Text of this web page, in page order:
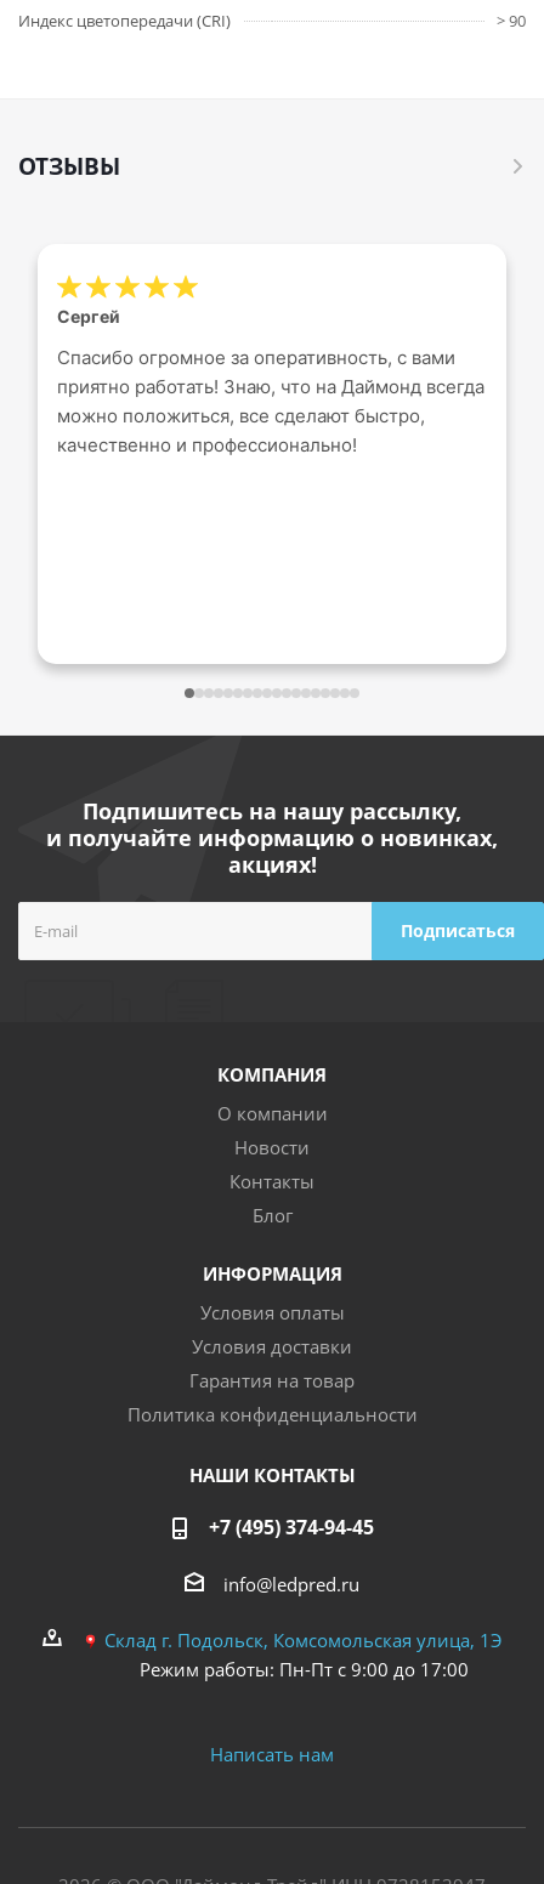
Индекс цветопередачи (CRI) > 90
ОТЗЫВЫ
Сергей
Спасибо огромное за оперативность, с вами
приятно работать! Знаю, что на Даймонд всегда
можно положиться, все сделают быстро,
качественно и профессионально!
Подпишитесь на нашу рассылку,
и получайте информацию о новинках,
акциях!
КОМПАНИЯ
О компании
Новости
Контакты
Блог
ИНФОРМАЦИЯ
Условия оплаты
Условия доставки
Гарантия на товар
Политика конфиденциальности
НАШИ КОНТАКТЫ
+7 (495) 374-94-45
info@ledpred.ru
Склад г. Подольск, Комсомольская улица, 1Э
Режим работы: Пн-Пт с 9:00 до 17:00
Написать нам